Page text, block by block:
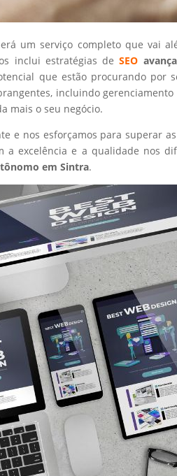
um serviço completo que vai
inclui estratégias deSEO
que estão procurando por
incluindo
mais o seu negócio.
e nos esforçamos para superar
a excelência e a qualidade nos
em Sintra.